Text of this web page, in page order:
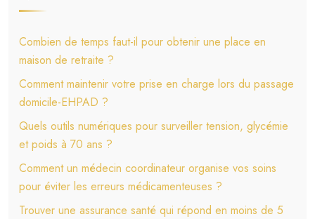
Combien de temps faut-il pour obtenir une place en
maison de retraite ?
Comment maintenir votre prise en charge lors du passage
domicile-EHPAD ?
Quels outils numériques pour surveiller tension, glycémie
et poids à 70 ans ?
Comment un médecin coordinateur organise vos soins
pour éviter les erreurs médicamenteuses ?
Trouver une assurance santé qui répond en moins de 5